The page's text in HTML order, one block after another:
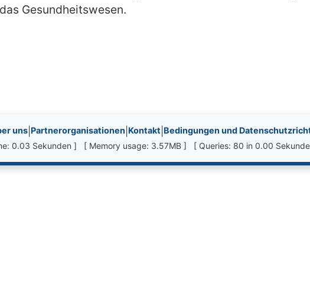
Gesundheitswesen.
etc.
uns Partnerorganisationen Kontakt Bedingungen und
0.03 Sekunden ] [ Memory usage: 3.57MB ] [ Queries: 80 in 0.00